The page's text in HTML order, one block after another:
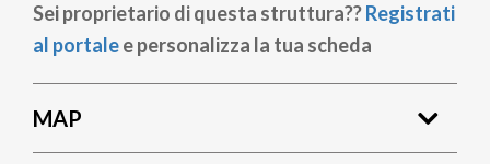
Sei proprietario di questa struttura??Registrati
al portalee personalizza la tua scheda
MAP